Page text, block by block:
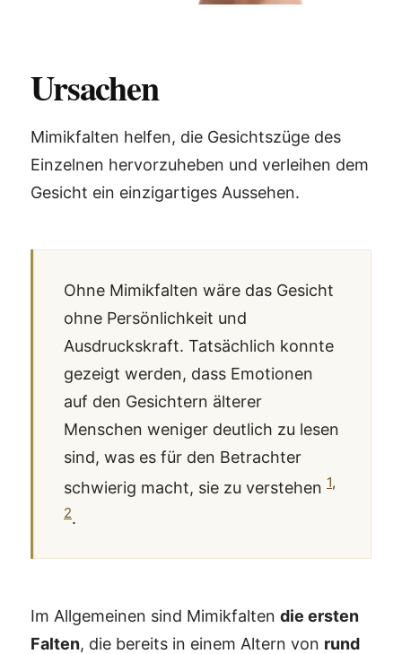
Ursachen
Mimikfalten helfen, die Gesichtszüge des
Einzelnen hervorzuheben und verleihen dem
Gesicht ein einzigartiges Aussehen.
Ohne Mimikfalten wäre das Gesicht
ohne Persönlichkeit und
Ausdruckskraft. Tatsächlich konnte
gezeigt werden, dass Emotionen
auf den Gesichtern älterer
Menschen weniger deutlich zu lesen
sind, was es für den Betrachter
schwierig macht, sie zu verstehen 1,
2.
Im Allgemeinen sind Mimikfalten die ersten
Falten, die bereits in einem Altern von rund